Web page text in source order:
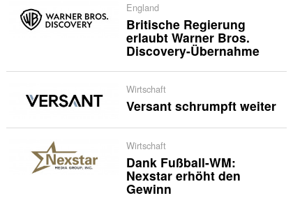
England
Britische Regierung
erlaubt Warner Bros.
Discovery-Übernahme
Wirtschaft
Versant schrumpft weiter
Wirtschaft
Dank Fußball-WM:
Nexstar erhöht den
Gewinn